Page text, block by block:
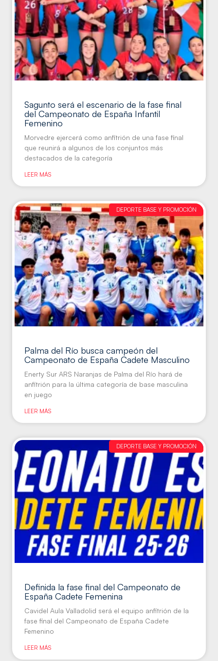
Sagunto será el escenario de la fase final
del Campeonato de España Infantil
Femenino
Morvedre ejercerá como anfitrión de una fase final
que reunirá a algunos de los conjuntos más
destacados de la categoría
LEER MÁS
DEPORTE BASE Y PROMOCIÓN
Palma del Río busca campeón del
Campeonato de España Cadete Masculino
Enerty Sur ARS Naranjas de Palma del Río hará de
anfitrión para la última categoría de base masculina
en juego
LEER MÁS
DEPORTE BASE Y PROMOCIÓN
Definida la fase final del Campeonato de
España Cadete Femenina
Cavidel Aula Valladolid será el equipo anfitrión de la
fase final del Campeonato de España Cadete
Femenino
LEER MÁS